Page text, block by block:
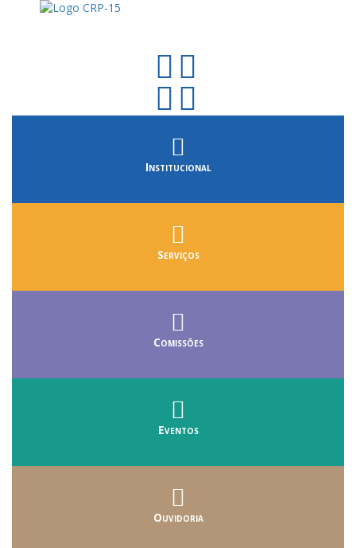
Institucional
Serviços
Comissões
Eventos
Ouvidoria